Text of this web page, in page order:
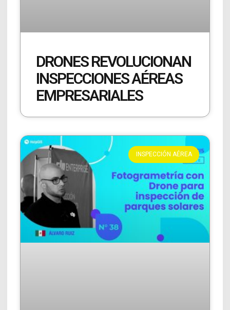
DRONES REVOLUCIONAN
INSPECCIONES AÉREAS
EMPRESARIALES
INSPECCIÓN AÉREA